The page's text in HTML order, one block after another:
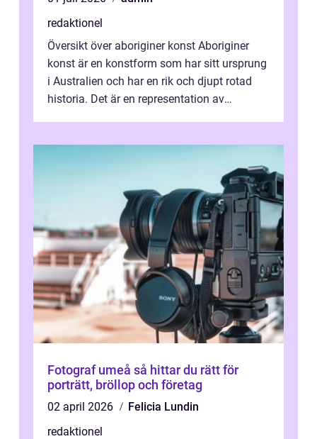
redaktionel
Översikt över aboriginer konst Aboriginer
konst är en konstform som har sitt ursprung
i Australien och har en rik och djupt rotad
historia. Det är en representation av
Fotograf umeå så hittar du rätt för
porträtt, bröllop och företag
02 april 2026
Felicia Lundin
redaktionel